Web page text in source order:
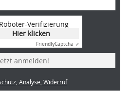
Verifizierung
Hier klicken
FriendlyCaptcha ⇗
anmelden!
Analyse, Widerruf